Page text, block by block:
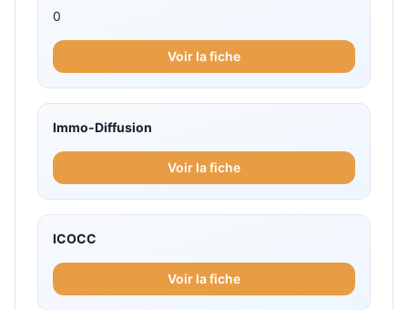
0
Voir la fiche
Immo-Diffusion
Voir la fiche
ICOCC
Voir la fiche